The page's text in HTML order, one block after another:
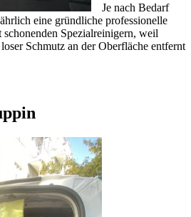
Je nach Bedarf
eine gründliche professionelle
Spezialreinigern, weil
Schmutz an der Oberfläche entfernt